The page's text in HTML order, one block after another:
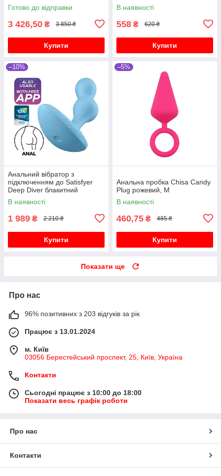
Готово до відправки
3 426,50 ₴ 3 850 ₴
Купити
В наявності
558 ₴ 620 ₴
Купити
–10%
Анальний вібратор з
підключенням до Satisfyer
Deep Diver блакитний
В наявності
1 989 ₴ 2 210 ₴
Купити
–5%
Анальна пробка Chisa Candy
Plug рожевий, M
В наявності
460,75 ₴ 485 ₴
Купити
Показати ще
Про нас
96% позитивних з 203 відгуків за рік
Працює з 13.01.2024
м. Київ
03056 Берестейський проспект, 25, Київ, Україна
Контакти
Сьогодні працює з 10:00 до 18:00
Показати весь графік роботи
Про нас
Контакти